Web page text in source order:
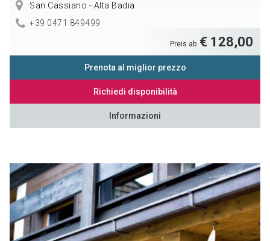
San Cassiano - Alta Badia
+39 0471 849499
Preis ab € 128,00
Prenota al miglior prezzo
Richiedi disponibilità
Informazioni